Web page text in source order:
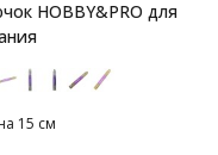
HOBBY&PRO для
15 см